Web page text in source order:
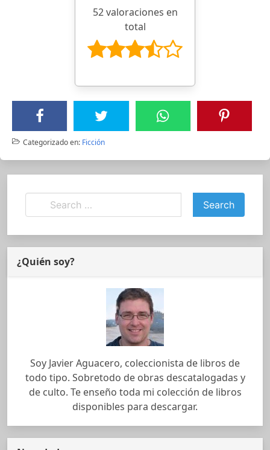
52 valoraciones en
total
Categorizado en: Ficción
¿Quién soy?
Soy Javier Aguacero, coleccionista de libros de
todo tipo. Sobretodo de obras descatalogadas y
de culto. Te enseño toda mi colección de libros
disponibles para descargar.